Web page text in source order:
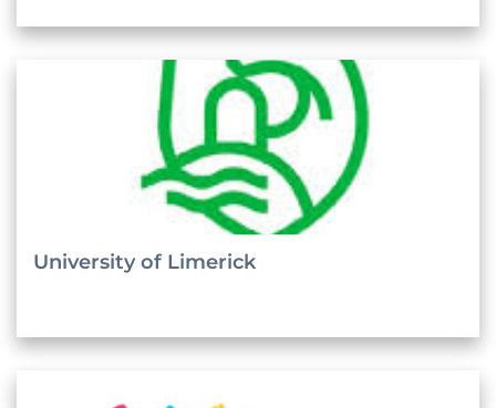
University of Limerick